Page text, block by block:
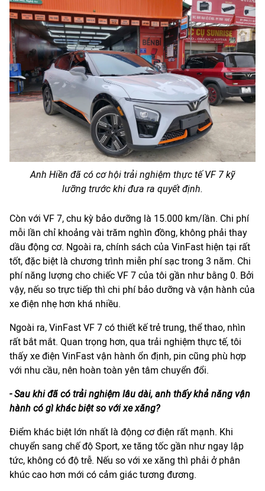
Anh Hiền đã có cơ hội trải nghiệm thực tế VF 7 kỹ
lưỡng trước khi đưa ra quyết định.
Còn với VF 7, chu kỳ bảo dưỡng là 15.000 km/lần. Chi phí
mỗi lần chỉ khoảng vài trăm nghìn đồng, không phải thay
dầu động cơ. Ngoài ra, chính sách của VinFast hiện tại rất
tốt, đặc biệt là chương trình miễn phí sạc trong 3 năm. Chi
phí năng lượng cho chiếc VF 7 của tôi gần như bằng 0. Bởi
vậy, nếu so trực tiếp thì chi phí bảo dưỡng và vận hành của
xe điện nhẹ hơn khá nhiều.
Ngoài ra, VinFast VF 7 có thiết kế trẻ trung, thể thao, nhìn
rất bắt mắt. Quan trọng hơn, qua trải nghiệm thực tế, tôi
thấy xe điện VinFast vận hành ổn định, pin cũng phù hợp
với nhu cầu, nên hoàn toàn yên tâm chuyển đổi.
- Sau khi đã có trải nghiệm lâu dài, anh thấy khả năng vận
hành có gì khác biệt so với xe xăng?
Điểm khác biệt lớn nhất là động cơ điện rất mạnh. Khi
chuyển sang chế độ Sport, xe tăng tốc gần như ngay lập
tức, không có độ trễ. Nếu so với xe xăng thì phải ở phân
khúc cao hơn mới có cảm giác tương đương.